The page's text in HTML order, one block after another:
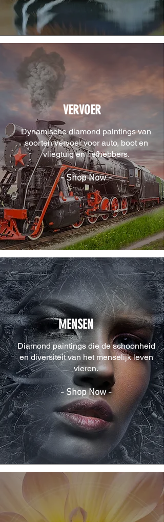
VERVOER
Dynamische diamond paintings van
soorten vervoer voor auto, boot en
vliegtuig en liefhebbers.
- Shop Now -
MENSEN
Diamond paintings die de schoonheid
en diversiteit van het menselijk leven
vieren.
- Shop Now -